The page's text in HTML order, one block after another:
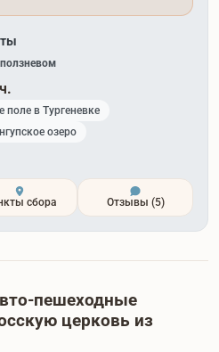
поле в Тургеневке
озеро
сбора Отзывы (5)
пешеходные
церковь из